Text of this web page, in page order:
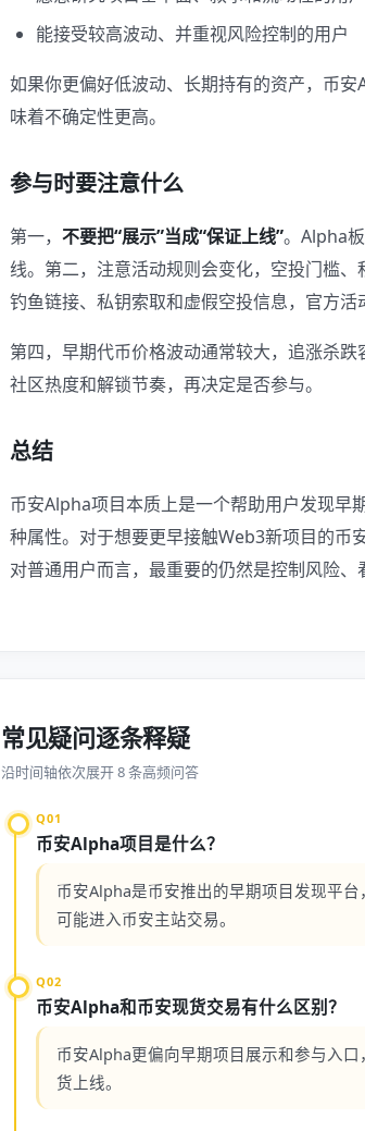
能接受较高波动、并重视风险控制的用户
如果你更偏好低波动、长期持有的资产，币安
味着不确定性更高。
参与时要注意什么
第一， 不要把“展示”当成“保证上线”。Alpha
线。第二，注意活动规则会变化，空投门槛
钓鱼链接、私钥索取和虚假空投信息，官方活
第四，早期代币价格波动通常较大，追涨杀跌
社区热度和解锁节奏，再决定是否参与。
总结
币安Alpha项目本质上是一个帮助用户发现早
种属性。对于想要更早接触Web3新项目的币
对普通用户而言，最重要的仍然是控制风险、
常见疑问逐条释疑
沿时间轴依次展开 8 条高频问答
Q01
币安Alpha项目是什么？
币安Alpha是币安推出的早期项目发现平
可能进入币安主站交易。
Q02
币安Alpha和币安现货交易有什么区别？
币安Alpha更偏向早期项目展示和参与入
货上线。